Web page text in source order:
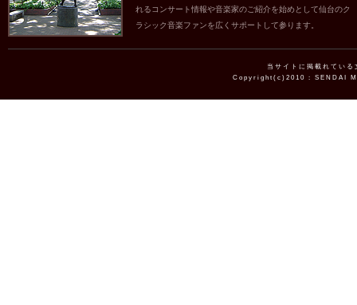
れるコンサート情報や音楽家のご紹介を始めとして仙台のク
ラシック音楽ファンを広くサポートして参ります。
当サイトに掲載れてい
Copyright(c)2010 : SENDAI